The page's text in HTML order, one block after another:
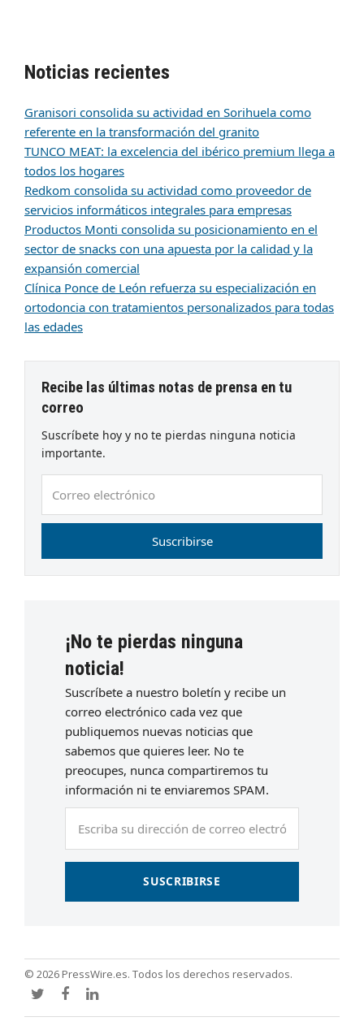
Noticias recientes
Granisori consolida su actividad en Sorihuela como
referente en la transformación del granito
TUNCO MEAT: la excelencia del ibérico premium llega a
todos los hogares
Redkom consolida su actividad como proveedor de
servicios informáticos integrales para empresas
Productos Monti consolida su posicionamiento en el
sector de snacks con una apuesta por la calidad y la
expansión comercial
Clínica Ponce de León refuerza su especialización en
ortodoncia con tratamientos personalizados para todas
las edades
Recibe las últimas notas de prensa en tu
correo
Suscríbete hoy y no te pierdas ninguna noticia
importante.
electrónico
Suscribirse
¡No te pierdas ninguna
noticia!
Suscríbete a nuestro boletín y recibe un
correo electrónico cada vez que
publiquemos nuevas noticias que
sabemos que quieres leer. No te
preocupes, nunca compartiremos tu
información ni te enviaremos SPAM.
SUSCRIBIRSE
© 2026 PressWire.es. Todos los derechos reservados.
TwitterFacebook
LinkedIn